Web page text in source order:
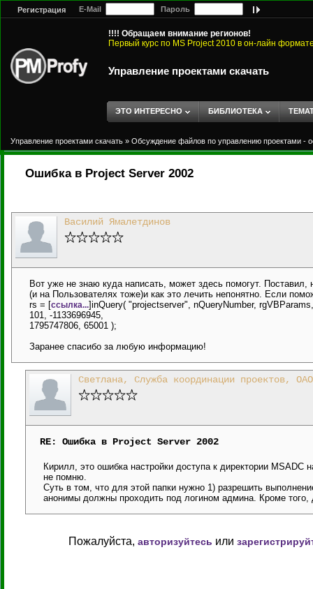
Регистрация E-Mail Пароль
!!!! Обращаем внимание регионов!
Первый курс по MS Project 2010 в он-лайн
Управление проектами скачать
ЭТО ИНТЕРЕСНО БИБЛИОТЕКА
Управление проектами скачать » Обсуждение файлов по управлению проектами -
Ошибка в Project Server 2002
Василий Ямалетдинов
Вот уже не знаю куда написать, может здесь помогут.
(и на Пользователях тоже)и как это лечить непонятно. Если
rs = [ссылка...]inQuery( "projectserver", nQueryNumber, rgVBParams,
101, -1133696945,
1795747806, 65001 );
Заранее спасибо за любую информацию!
Светлана, Служба координации проектов,
RE: Ошибка в Project Server 2002
Кирилл, это ошибка настройки доступа к директории
не помню.
Суть в том, что для этой папки нужно 1) разрешить
анонимы должны проходить под логином админа. Кроме
Пожалуйста, авторизуйтесь или